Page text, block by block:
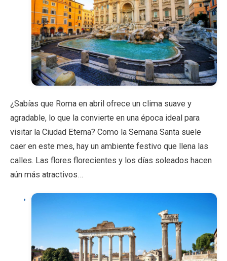
¿Sabías que Roma en abril ofrece un clima suave y
agradable, lo que la convierte en una época ideal para
visitar la Ciudad Eterna? Como la Semana Santa suele
caer en este mes, hay un ambiente festivo que llena las
calles. Las flores florecientes y los días soleados hacen
aún más atractivos…